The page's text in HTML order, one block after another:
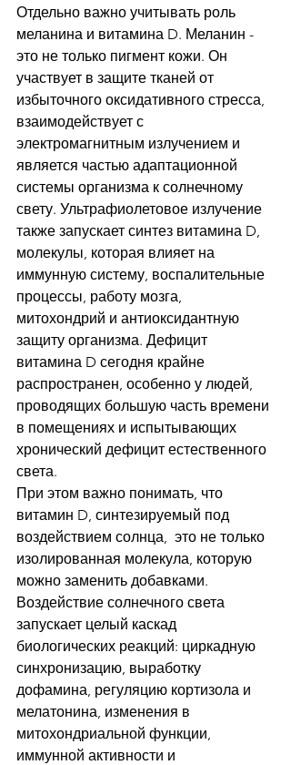
Отдельно важно учитывать роль
меланина и витамина D. Меланин -
это не только пигмент кожи. Он
участвует в защите тканей от
избыточного оксидативного стресса,
взаимодействует с
электромагнитным излучением и
является частью адаптационной
системы организма к солнечному
свету. Ультрафиолетовое излучение
также запускает синтез витамина D,
молекулы, которая влияет на
иммунную систему, воспалительные
процессы, работу мозга,
митохондрий и антиоксидантную
защиту организма. Дефицит
витамина D сегодня крайне
распространен, особенно у людей,
проводящих большую часть времени
в помещениях и испытывающих
хронический дефицит естественного
света.
При этом важно понимать, что
витамин D, синтезируемый под
воздействием солнца,  это не только
изолированная молекула, которую
можно заменить добавками.
Воздействие солнечного света
запускает целый каскад
биологических реакций: циркадную
синхронизацию, выработку
дофамина, регуляцию кортизола и
мелатонина, изменения в
митохондриальной функции,
иммунной активности и